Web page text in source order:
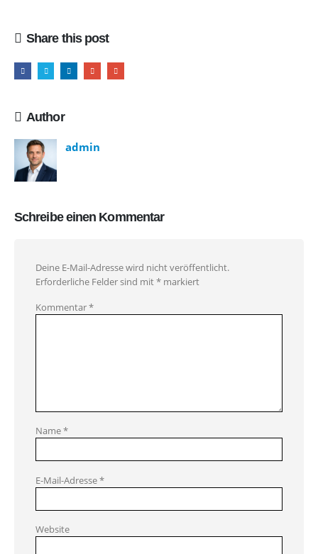
Share this post
Author
admin
Schreibe einen Kommentar
Deine E-Mail-Adresse wird nicht veröffentlicht.
Erforderliche Felder sind mit* markiert
Kommentar*
Name*
E-Mail-Adresse*
Website